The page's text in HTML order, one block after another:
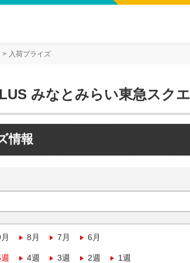
入荷プライズ
みなとみらい東急スク
情報
8月 7月 6月
4週 3週 2週 1週